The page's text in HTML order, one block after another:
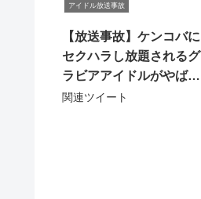
アイドル放送事故
【放送事故】ケンコバに
セクハラし放題されるグ
ラビアアイドルがやばす
ぎる
関連ツイート